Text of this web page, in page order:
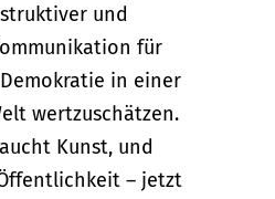
und
für
in einer
wertzuschätzen.
Kunst, und
– jetzt